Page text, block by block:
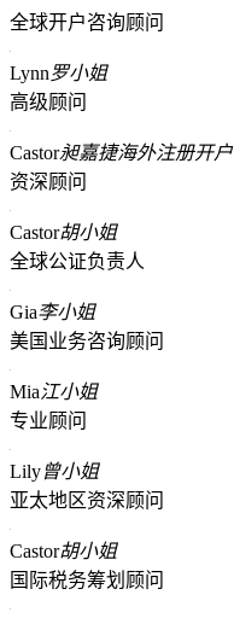
全球开户咨询顾问
Lynn罗小姐
高级顾问
Castor昶嘉捷海外注册开户
资深顾问
Castor胡小姐
全球公证负责人
Gia李小姐
美国业务咨询顾问
Mia江小姐
专业顾问
Lily曾小姐
亚太地区资深顾问
Castor胡小姐
国际税务筹划顾问